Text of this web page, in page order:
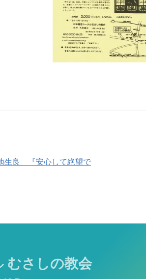
生良 『安心して絶望で
むさしの教会